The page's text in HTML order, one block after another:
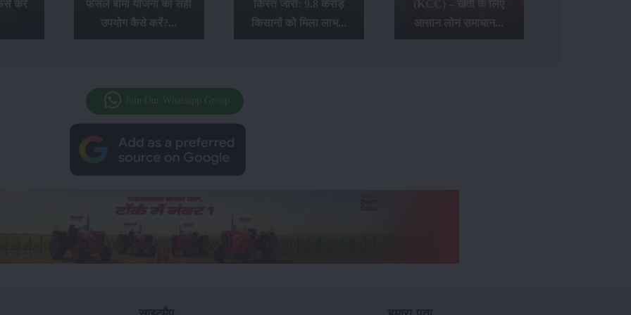
करें
फसल बीमा योजना का सही
उपयोग कैसे करें?...
किस्त जारी: 9.8 करोड़
किसानों को मिला लाभ...
(KCC) – खेती के लिए
आसान लोन समाधान...
Join Our Whatsapp Group